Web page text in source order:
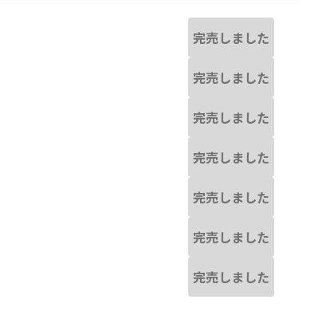
完売しました
完売しました
完売しました
完売しました
完売しました
完売しました
完売しました